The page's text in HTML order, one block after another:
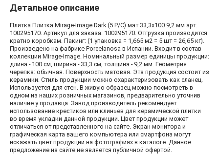
Детальное описание
Плитка Плитка Mirage-Image Dark (5 P/C) мат 33,3x100 9,2 мм арт.
100295170. Артикул для заказа: 100295170. Отгрузка производится
кратно коробкам. Пакинг: (1 упаковка = 1,665 м2 = 5 шт = 26,65 кг).
Произведено на фабрике Porcelanosa в Испании. Входит в состав
коллекции Mirage-Image. Номинальный размер единицы продукции:
длина - 100 см, ширина - 33,3 см, толщина - 9,2 мм. Геометрия
черепка: обычная. Поверхность матовая. Эта продукция состоит из
керамики. Стиль продукции можно охарактеризовать как сланец.
Используется для стен. В живую образец можно посмотреть в
одном из наших розничных магазинов, предварительно уточнив
наличие у продавца. Завод производитель рекомендует
использование крестиков или клиньев для керамической плитки
во время укладки данной продукции. Цвет продукции может
отличаться от представленного на сайте. Экран монитора и
графическая карта вашего компьютера или смартфона могут
искажать цвет продукции на фотографиях в каталоге. Данное
предложение на сайте не является публичной офертой.